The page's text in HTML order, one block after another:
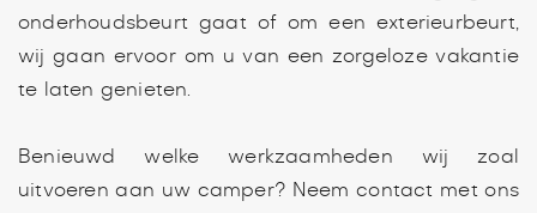
onderhoudsbeurt gaat of om een exterieurbeurt,
wij gaan ervoor om u van een zorgeloze vakantie
te laten genieten.
Benieuwd welke werkzaamheden wij zoal
uitvoeren aan uw camper? Neem contact met ons